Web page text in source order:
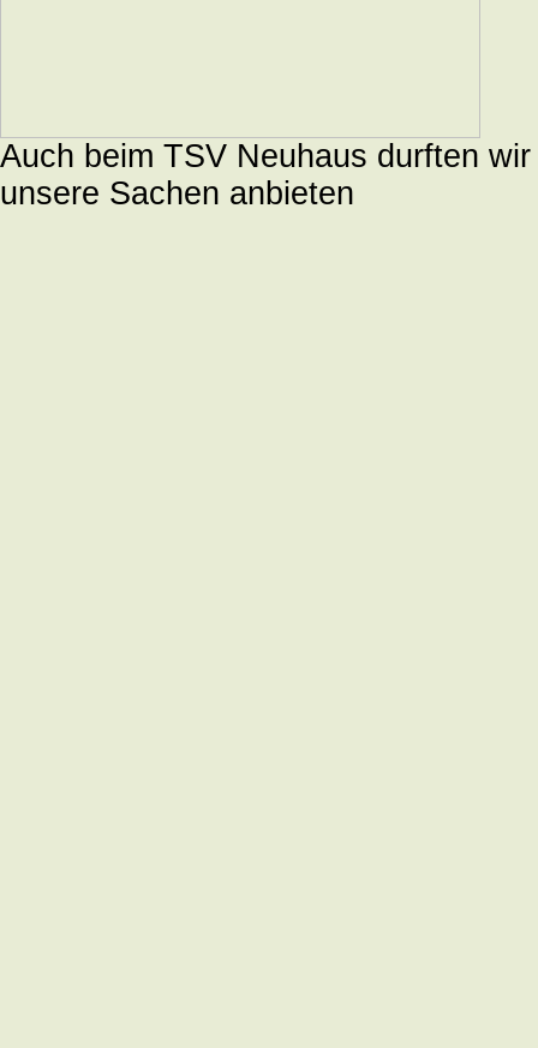
Auch beim TSV Neuhaus durften
unsere Sachen anbieten